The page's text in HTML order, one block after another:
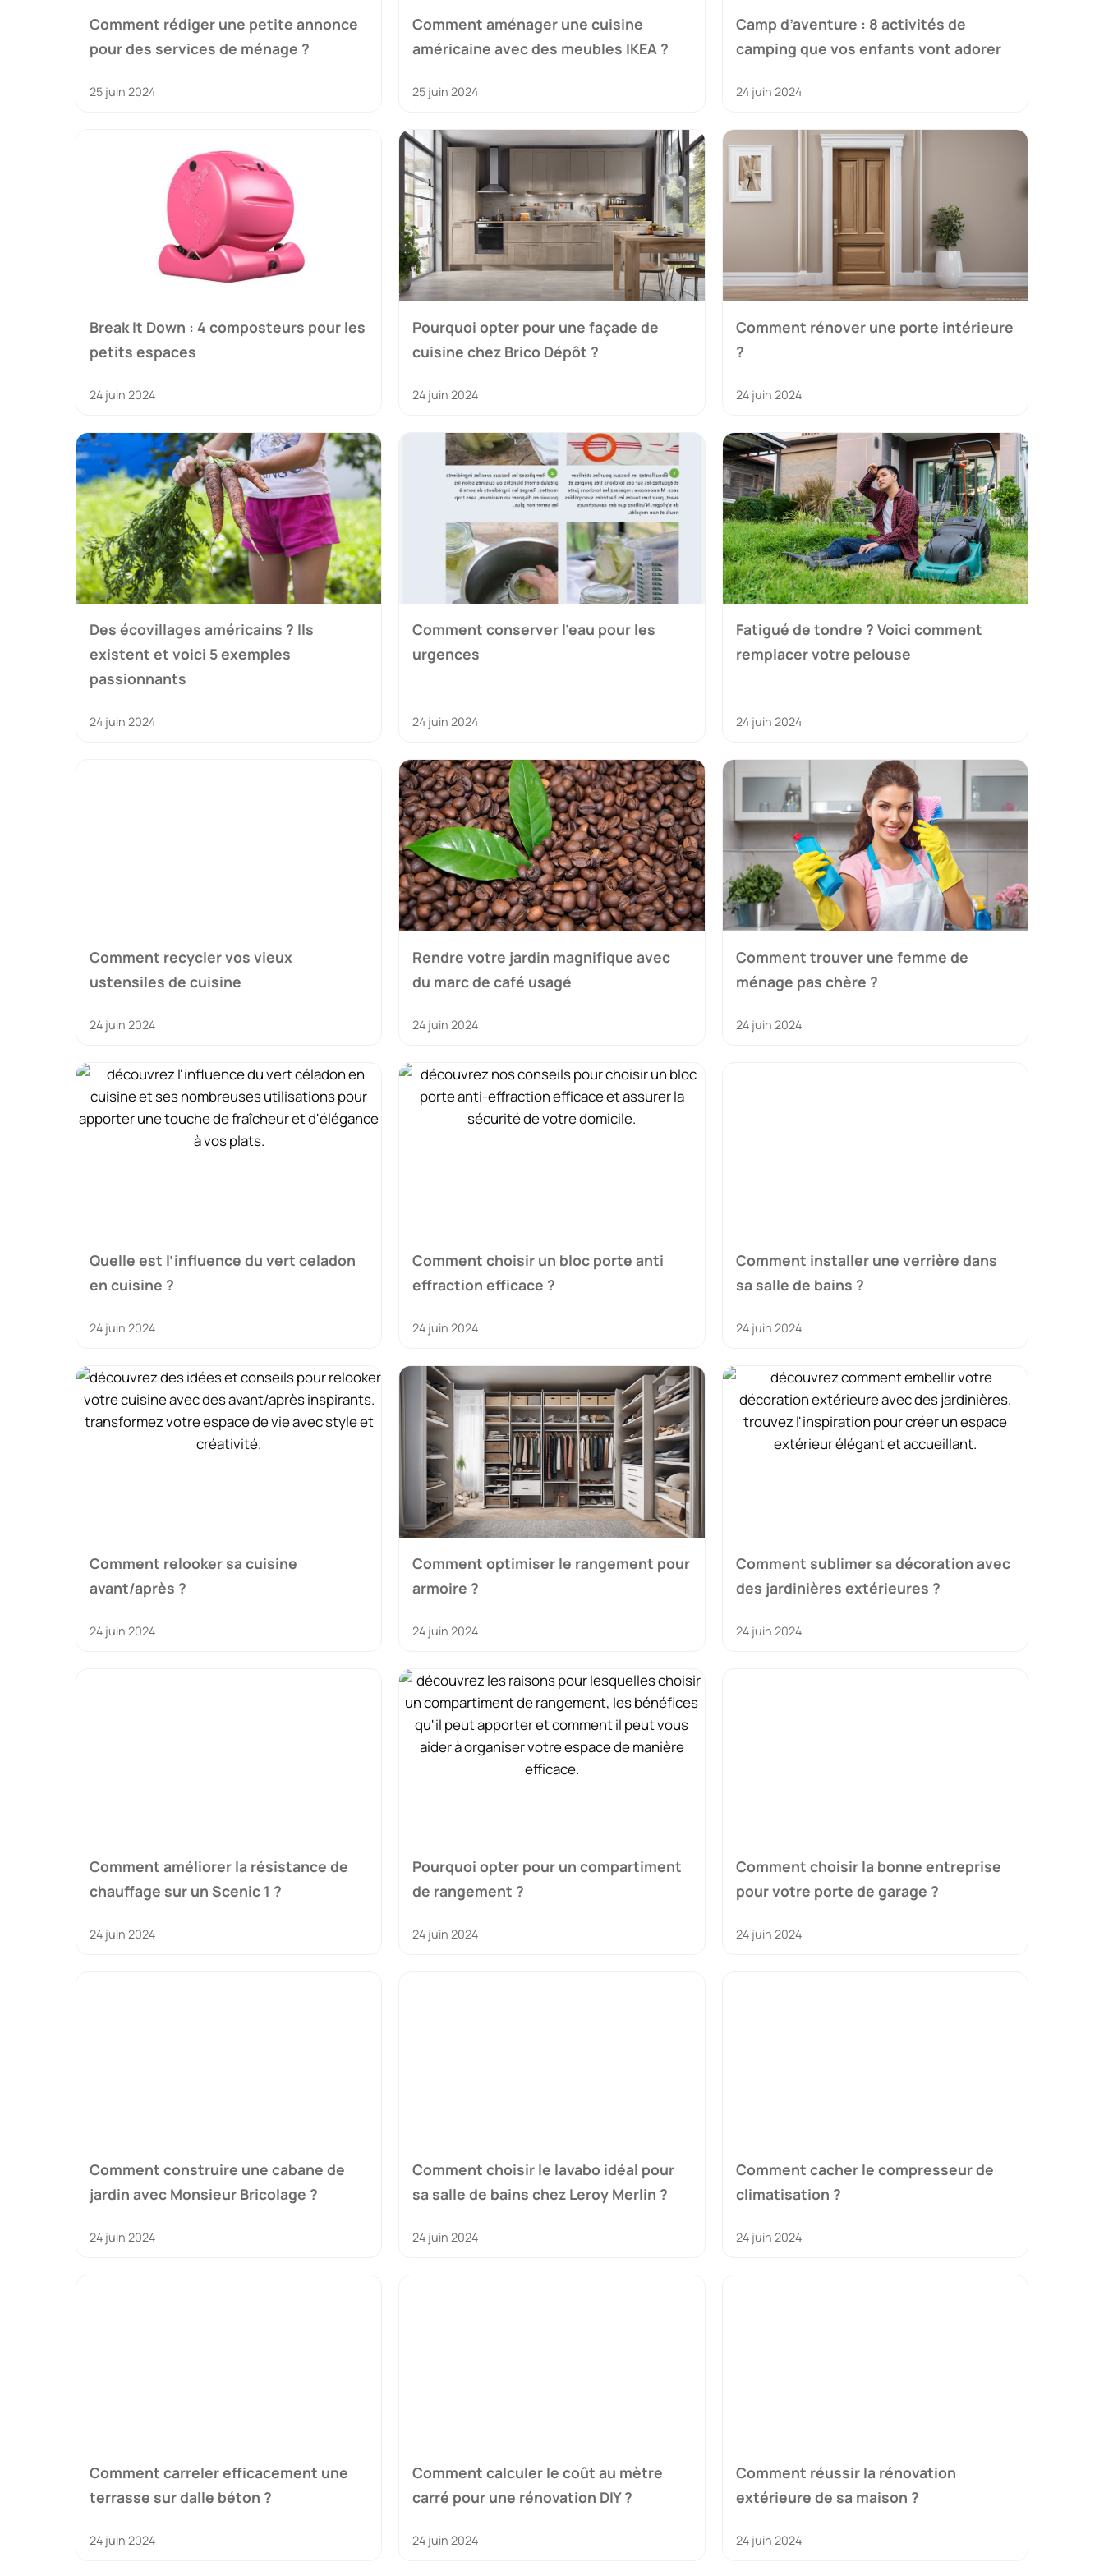
Comment rédiger une petite annonce
pour des services de ménage ?
25 juin 2024
Comment aménager une cuisine
américaine avec des meubles IKEA ?
25 juin 2024
Camp d’aventure : 8 activités de
camping que vos enfants vont adorer
24 juin 2024
Break It Down : 4 composteurs pour les
petits espaces
24 juin 2024
Pourquoi opter pour une façade de
cuisine chez Brico Dépôt ?
24 juin 2024
Comment rénover une porte intérieure
?
24 juin 2024
Des écovillages américains ? Ils
existent et voici 5 exemples
passionnants
24 juin 2024
Comment conserver l’eau pour les
urgences
24 juin 2024
Fatigué de tondre ? Voici comment
remplacer votre pelouse
24 juin 2024
Comment recycler vos vieux
ustensiles de cuisine
24 juin 2024
Rendre votre jardin magnifique avec
du marc de café usagé
24 juin 2024
Comment trouver une femme de
ménage pas chère ?
24 juin 2024
Quelle est l’influence du vert celadon
en cuisine ?
24 juin 2024
Comment choisir un bloc porte anti
effraction efficace ?
24 juin 2024
Comment installer une verrière dans
sa salle de bains ?
24 juin 2024
Comment relooker sa cuisine
avant/après ?
24 juin 2024
Comment optimiser le rangement pour
armoire ?
24 juin 2024
Comment sublimer sa décoration avec
des jardinières extérieures ?
24 juin 2024
Comment améliorer la résistance de
chauffage sur un Scenic 1 ?
24 juin 2024
Pourquoi opter pour un compartiment
de rangement ?
24 juin 2024
Comment choisir la bonne entreprise
pour votre porte de garage ?
24 juin 2024
Comment construire une cabane de
jardin avec Monsieur Bricolage ?
24 juin 2024
Comment choisir le lavabo idéal pour
sa salle de bains chez Leroy Merlin ?
24 juin 2024
Comment cacher le compresseur de
climatisation ?
24 juin 2024
Comment carreler efficacement une
terrasse sur dalle béton ?
24 juin 2024
Comment calculer le coût au mètre
carré pour une rénovation DIY ?
24 juin 2024
Comment réussir la rénovation
extérieure de sa maison ?
24 juin 2024